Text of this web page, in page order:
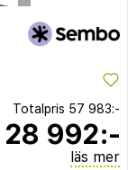
Totalpris 57 983:-
28 992:-
läs mer